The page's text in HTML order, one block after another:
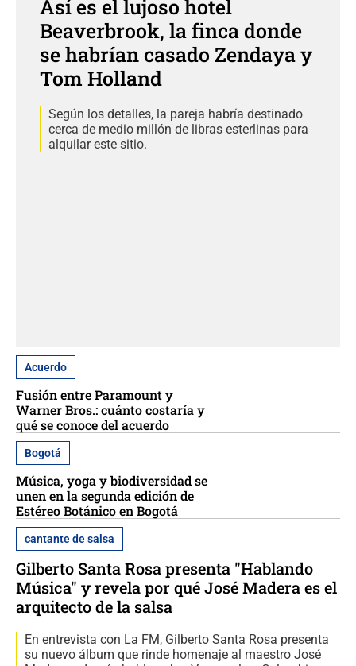
Así es el lujoso hotel
Beaverbrook, la finca donde
se habrían casado Zendaya y
Tom Holland
Según los detalles, la pareja habría destinado
cerca de medio millón de libras esterlinas para
alquilar este sitio.
Acuerdo
Fusión entre Paramount y
Warner Bros.: cuánto costaría y
qué se conoce del acuerdo
Bogotá
Música, yoga y biodiversidad se
unen en la segunda edición de
Estéreo Botánico en Bogotá
cantante de salsa
Gilberto Santa Rosa presenta "Hablando
Música" y revela por qué José Madera es el
arquitecto de la salsa
En entrevista con La FM, Gilberto Santa Rosa presenta
su nuevo álbum que rinde homenaje al maestro José